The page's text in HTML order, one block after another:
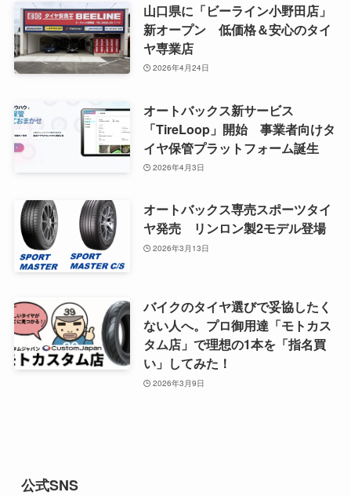
山口県に「ビーライン小野田店」
新オープン 低価格＆安心のタイ
ヤ専業店
2026年4月24日
オートバックス新サービス
「TireLoop」開始 事業者向けタ
イヤ保管プラットフォーム誕生
2026年4月3日
オートバックス専売スポーツタイ
ヤ発売 リンロン製2モデル登場
2026年3月13日
バイクのタイヤ選びで妥協したく
ない人へ。プロ御用達「モトカス
タム店」で理想の1本を「指名買
い」してみた！
2026年3月9日
公式SNS